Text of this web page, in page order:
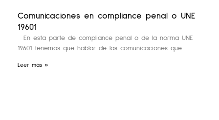
Comunicaciones en compliance penal o UNE
19601
En esta parte de compliance penal o de la norma UNE
19601 tenemos que hablar de las comunicaciones que
Leer más »